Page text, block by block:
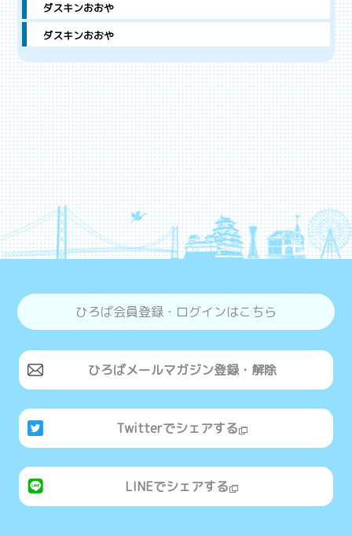
ダスキンおおや
ダスキンおおや
ひろば会員登録・ログインはこちら
ひろばメールマガジン登録・解除
Twitterでシェアする
LINEでシェアする